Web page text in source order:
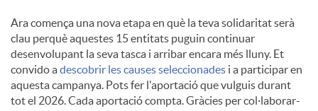
Ara comença una nova etapa en què la teva solidaritat serà
clau perquè aquestes 15 entitats puguin continuar
desenvolupant la seva tasca i arribar encara més lluny. Et
convido adescobrir les causes seleccionades i a participar en
aquesta campanya. Pots fer l'aportació que vulguis durant
tot el 2026. Cada aportació compta. Gràcies per col·laborar-